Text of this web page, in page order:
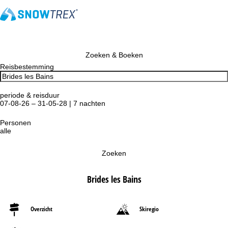
Zoeken & Boeken
Reisbestemming
periode & reisduur
07-08-26 – 31-05-28 | 7 nachten
Personen
alle
Zoeken
Brides les Bains
Overzicht Skiregio